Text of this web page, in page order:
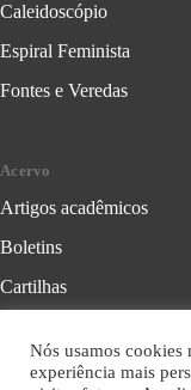
Caleidoscópio
Espiral Feminista
Fontes e Veredas
Acervo
Artigos acadêmicos
Boletins
Cartilhas
Folhetos
Nós usamos cookies
experiência mais